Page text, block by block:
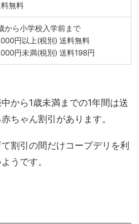
無料
から小学校入学前まで
円以上(税別) 送料無料
円未満(税別) 送料198円
から1歳未満までの1年間は送
ちゃん割引があります。
割引の間だけコープデリを利
うです。